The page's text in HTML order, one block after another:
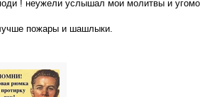
! неужели услышал мои молитвы и
пожары и шашлыки.